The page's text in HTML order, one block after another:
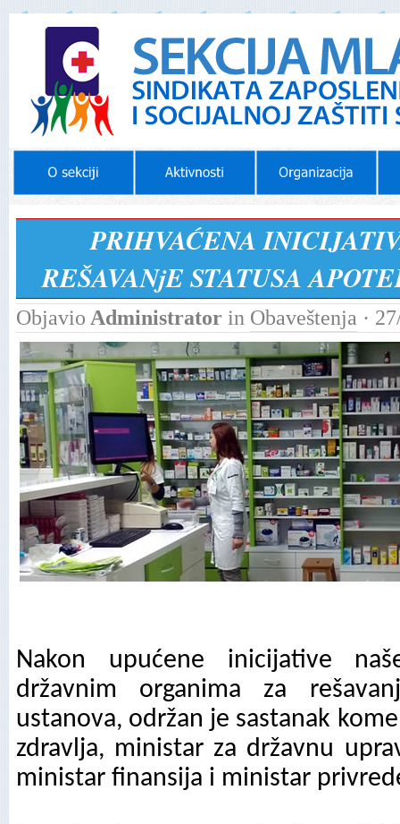
PRIHVAĆENA
REŠAVANjE STATUSA
Objavio Administrator in Obaveštenja ·
Nakon upućene inicijative
državnim organima za
ustanova, održan je sastanak
zdravlja, ministar za državnu
ministar finansija i ministar